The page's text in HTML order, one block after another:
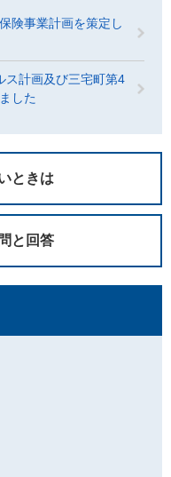
険事業計画を策定し
ス計画及び三宅町第4
した
ときは
と回答